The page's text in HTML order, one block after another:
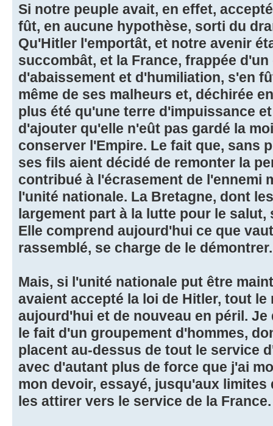
Si notre peuple avait, en effet,
fût, en aucune hypothèse, sorti du
Qu'Hitler l'emportât, et notre avenir
succombât, et la France, frappée
d'abaissement et d'humiliation, s'en
même de ses malheurs et, déchirée
plus été qu'une terre d'impuissance
d'ajouter qu'elle n'eût pas gardé la
conserver l'Empire. Le fait que, sans
ses fils aient décidé de remonter la
contribué à l'écrasement de l'ennemi
l'unité nationale. La Bretagne, dont
largement part à la lutte pour le salut,
Elle comprend aujourd'hui ce que
rassemblé, se charge de le démontrer.
Mais, si l'unité nationale put être
avaient accepté la loi de Hitler, tout
aujourd'hui et de nouveau en péril.
le fait d'un groupement d'hommes,
placent au-dessus de tout le service
avec d'autant plus de force que j'ai
mon devoir, essayé, jusqu'aux
les attirer vers le service de la France.